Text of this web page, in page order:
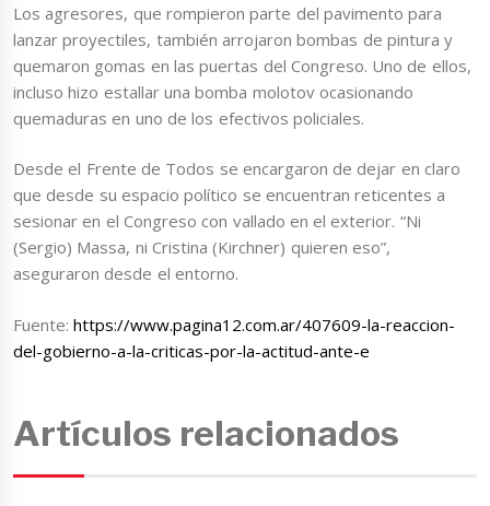
Los agresores, que rompieron parte del pavimento para
lanzar proyectiles, también arrojaron bombas de pintura y
quemaron gomas en las puertas del Congreso. Uno de ellos,
incluso hizo estallar una bomba molotov ocasionando
quemaduras en uno de los efectivos policiales.
Desde el Frente de Todos se encargaron de dejar en claro
que desde su espacio político se encuentran reticentes a
sesionar en el Congreso con vallado en el exterior. “Ni
(Sergio) Massa, ni Cristina (Kirchner) quieren eso”,
aseguraron desde el entorno.
Fuente:https://www.pagina12.com.ar/407609-la-reaccion-
del-gobierno-a-la-criticas-por-la-actitud-ante-e
Artículos relacionados